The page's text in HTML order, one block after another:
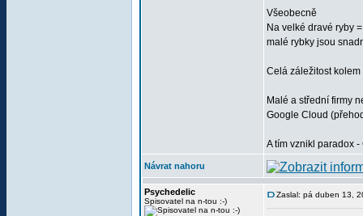
Všeobecně
Na velké dravé ryby
malé rybky jsou
Celá záležitost
Malé a střední firmy
Google Cloud
A tím vznikl paradox
Návrat nahoru
Psychedelic
Spisovatel na n-tou :-)
Zaslal: pá duben 13,